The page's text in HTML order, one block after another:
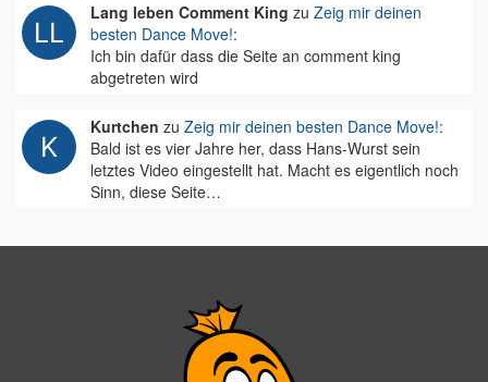
Lang leben Comment King zu Zeig mir deinen
besten Dance Move!:
Ich bin dafür dass die Seite an comment king
abgetreten wird
Kurtchen zu Zeig mir deinen besten Dance Move!:
Bald ist es vier Jahre her, dass Hans-Wurst sein
letztes Video eingestellt hat. Macht es eigentlich noch
Sinn, diese Seite…